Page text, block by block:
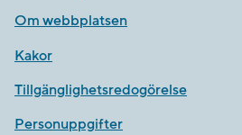
Om webbplatsen
Kakor
Tillgänglighetsredogörelse
Personuppgifter